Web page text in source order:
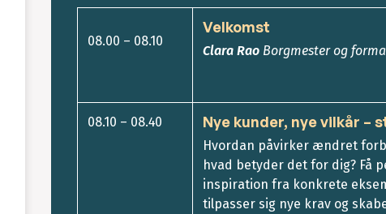
08.00 – 08.10
Velkomst
Clara Rao Borgmester og
08.10 – 08.40 Nye kunder, nye vilkår –
Hvordan påvirker ændret
hvad betyder det for dig? Få
inspiration fra konkrete
tilpasser sig nye krav og